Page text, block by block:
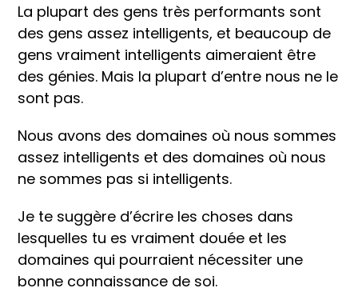
La plupart des gens très performants sont
des gens assez intelligents, et beaucoup de
gens vraiment intelligents aimeraient être
des génies. Mais la plupart d’entre nous ne le
sont pas.
Nous avons des domaines où nous sommes
assez intelligents et des domaines où nous
ne sommes pas si intelligents.
Je te suggère d’écrire les choses dans
lesquelles tu es vraiment douée et les
domaines qui pourraient nécessiter une
bonne connaissance de soi.